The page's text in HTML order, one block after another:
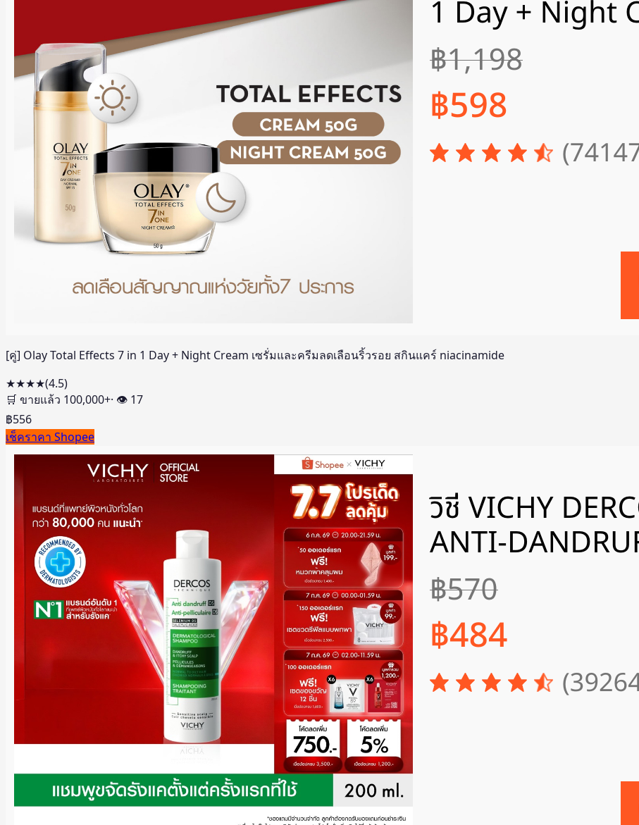
[คู่] Olay Total Effects 7 in 1 Day + Night Cream เซรั่มและครีมลดเลือนริ้วรอย สกินแคร์ niacinamide
★★★★(4.5)
🛒 ขายแล้ว 100,000+· 👁 17
฿556
เช็คราคา Shopee